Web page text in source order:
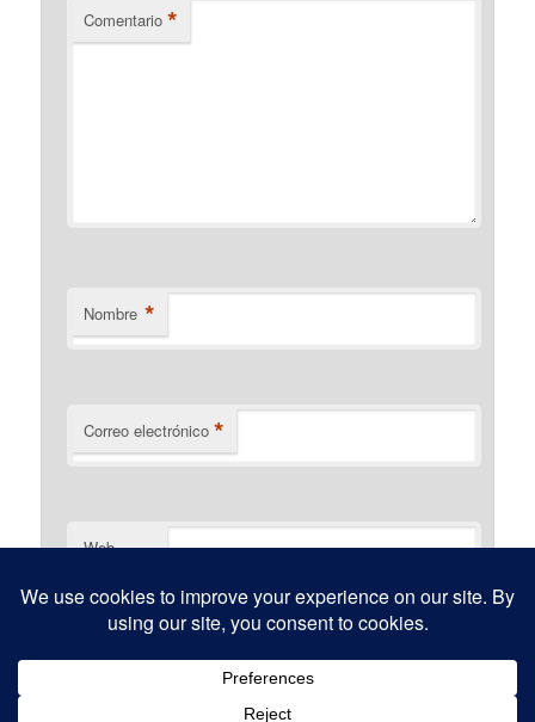
Comentario *
Nombre *
Correo electrónico *
Web